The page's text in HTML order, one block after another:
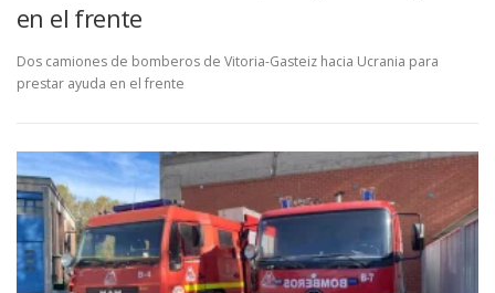
en el frente
Dos camiones de bomberos de Vitoria-Gasteiz hacia Ucrania para
prestar ayuda en el frente